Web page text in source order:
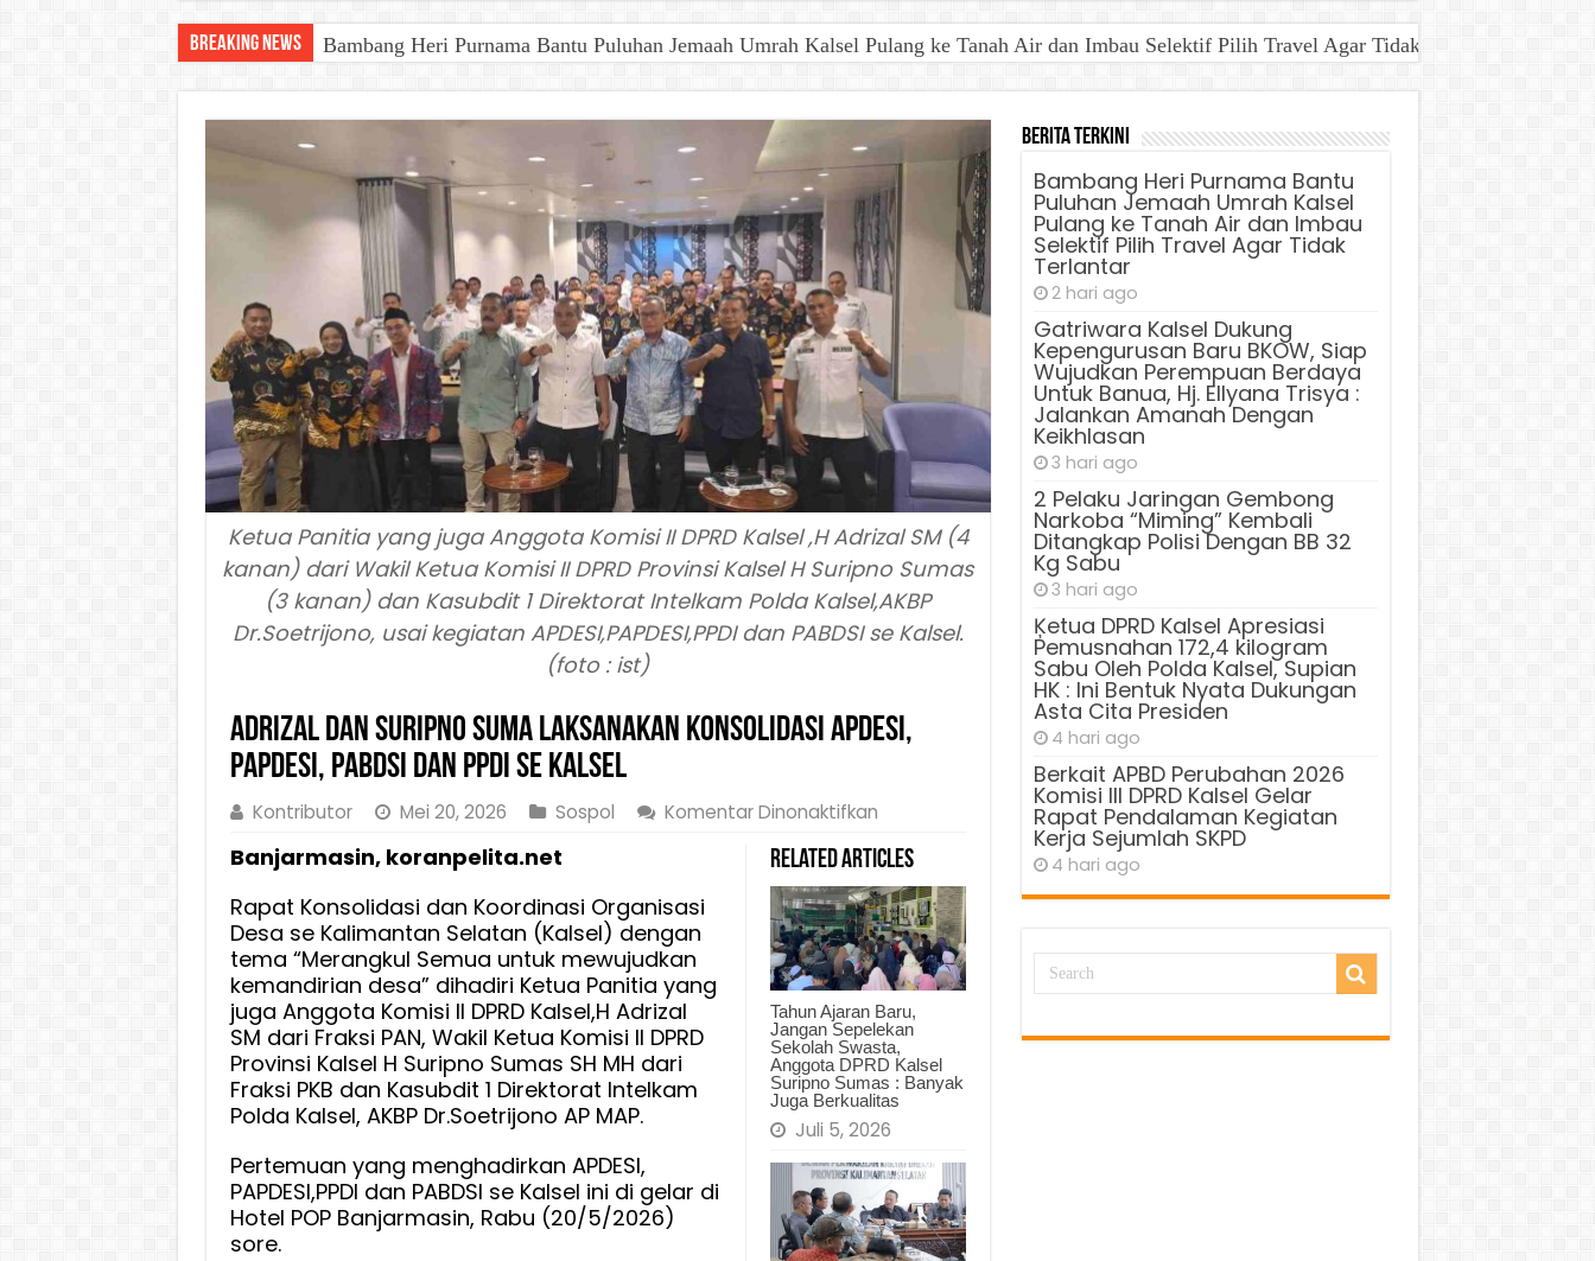
Breaking News Bambang Heri Purnama Bantu Puluhan Jemaah Umrah Kalsel Pulang ke Tanah Air dan Imbau Selektif Pilih Travel Agar Tidak Terlantar
Ketua Panitia yang juga Anggota Komisi II DPRD Kalsel ,H Adrizal SM (4
kanan) dari Wakil Ketua Komisi II DPRD Provinsi Kalsel H Suripno Sumas
(3 kanan) dan Kasubdit 1 Direktorat Intelkam Polda Kalsel,AKBP
Dr.Soetrijono, usai kegiatan APDESI,PAPDESI,PPDI dan PABDSI se Kalsel.
(foto : ist)
Adrizal dan Suripno Suma Laksanakan Konsolidasi APDESI,
PAPDESI, PABDSI dan PPDI se Kalsel
Kontributor Mei 20, 2026 Sospol Komentar Dinonaktifkanpada
dan
Suripno
Suma
Laksanakan
Konsolidasi
APDESI,
PAPDESI,
PABDSI
dan
PPDI
se
Kalsel
Related Articles
Tahun Ajaran Baru,
Jangan Sepelekan
Sekolah Swasta,
Anggota DPRD Kalsel
Suripno Sumas : Banyak
Juga Berkualitas
Juli 5, 2026
Banjarmasin, koranpelita.net
Rapat Konsolidasi dan Koordinasi Organisasi
Desa se Kalimantan Selatan (Kalsel) dengan
tema “Merangkul Semua untuk mewujudkan
kemandirian desa” dihadiri Ketua Panitia yang
juga Anggota Komisi II DPRD Kalsel,H Adrizal
SM dari Fraksi PAN, Wakil Ketua Komisi II DPRD
Provinsi Kalsel H Suripno Sumas SH MH dari
Fraksi PKB dan Kasubdit 1 Direktorat Intelkam
Polda Kalsel, AKBP Dr.Soetrijono AP MAP.
Pertemuan yang menghadirkan APDESI,
PAPDESI,PPDI dan PABDSI se Kalsel ini di gelar di
Hotel POP Banjarmasin, Rabu (20/5/2026)
sore.
Berita Terkini
Bambang Heri Purnama Bantu
Puluhan Jemaah Umrah Kalsel
Pulang ke Tanah Air dan Imbau
Selektif Pilih Travel Agar Tidak
Terlantar
2 hari ago
Gatriwara Kalsel Dukung
Kepengurusan Baru BKOW, Siap
Wujudkan Perempuan Berdaya
Untuk Banua, Hj. Ellyana Trisya :
Jalankan Amanah Dengan
Keikhlasan
3 hari ago
2 Pelaku Jaringan Gembong
Narkoba “Miming” Kembali
Ditangkap Polisi Dengan BB 32
Kg Sabu
3 hari ago
Ķetua DPRD Kalsel Apresiasi
Pemusnahan 172,4 kilogram
Sabu Oleh Polda Kalsel, Supian
HK : Ini Bentuk Nyata Dukungan
Asta Cita Presiden
4 hari ago
Berkait APBD Perubahan 2026
Komisi III DPRD Kalsel Gelar
Rapat Pendalaman Kegiatan
Kerja Sejumlah SKPD
4 hari ago